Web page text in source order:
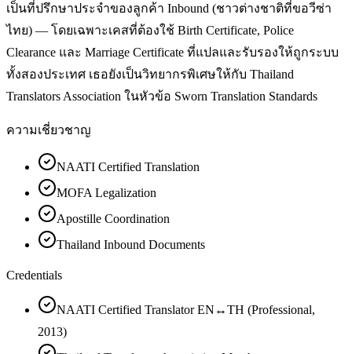
เป็นที่ปรึกษาประจำของลูกค้า Inbound (ชาวต่างชาติที่ขอวีซ่า
ไทย) — โดยเฉพาะเคสที่ต้องใช้ Birth Certificate, Police
Clearance และ Marriage Certificate ที่แปลและรับรองให้ถูกระบบ
ทั้งสองประเทศ เธอยังเป็นวิทยากรพิเศษให้กับ Thailand
Translators Association ในหัวข้อ Sworn Translation Standards
ความเชี่ยวชาญ
NAATI Certified Translation
MOFA Legalization
Apostille Coordination
Thailand Inbound Documents
Credentials
NAATI Certified Translator EN↔TH (Professional,
2013)